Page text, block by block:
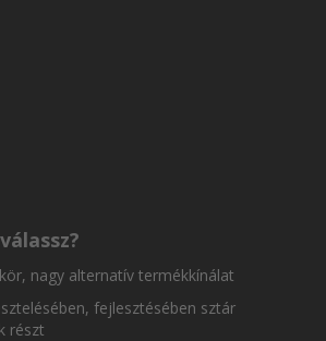
nagy alternatív termékkínálat
fejlesztésében sztár
részt